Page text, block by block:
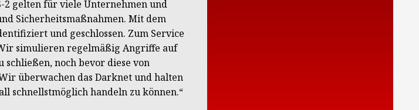
2 gelten für viele Unternehmen und
Sicherheitsmaßnahmen. Mit dem
und geschlossen. Zum Service
simulieren regelmäßig Angriffe auf
noch bevor diese von
überwachen das Darknet und halten
schnellstmöglich handeln zu können.“